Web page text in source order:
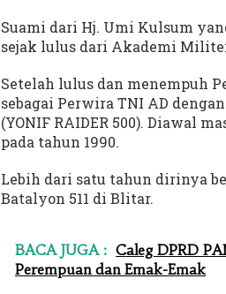
Suami dari Hj. Umi Kulsum
sejak lulus dari Akademi
Setelah lulus dan menempuh
sebagai Perwira TNI AD
(YONIF RAIDER 500). Diawal
pada tahun 1990.
Lebih dari satu tahun dirinya
Batalyon 511 di Blitar.
BACA JUGA : Caleg DPRD
Perempuan dan Emak-Emak